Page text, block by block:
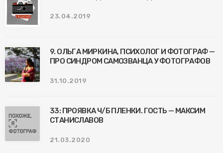
23.04.2019
9. ОЛЬГА МИРКИНА, ПСИХОЛОГ И ФОТОГРАФ —
ПРО СИНДРОМ САМОЗВАНЦА У ФОТОГРАФОВ
31.10.2019
33: ПРОЯВКА Ч/Б ПЛЕНКИ. ГОСТЬ — МАКСИМ
СТАНИСЛАВОВ
21.03.2020